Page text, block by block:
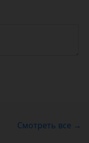
Смотреть все →